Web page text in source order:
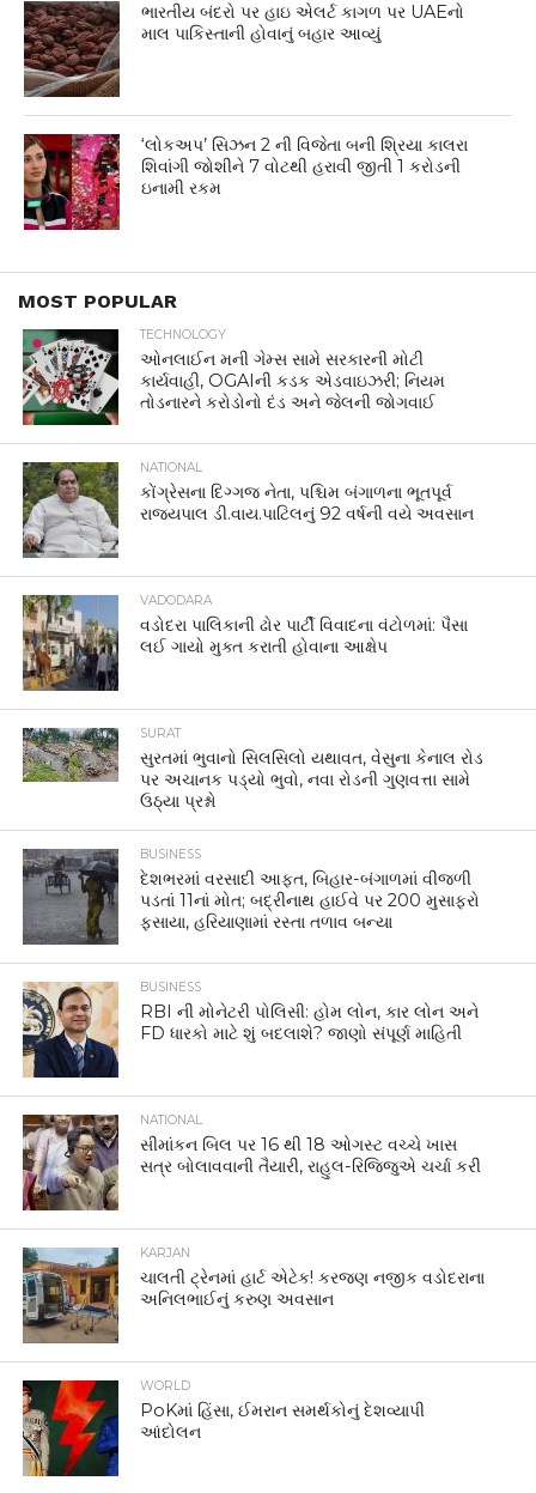
ભારતીય બંદરો પર હાઇ એલર્ટ કાગળ પર UAEનો
માલ પાકિસ્તાની હોવાનું બહાર આવ્યું
‘લોકઅપ’ સિઝન 2 ની વિજેતા બની શ્રિયા કાલરા
શિવાંગી જોશીને 7 વોટથી હરાવી જીતી 1 કરોડની
ઇનામી રકમ
MOST POPULAR
TECHNOLOGY
ઓનલાઈન મની ગેમ્સ સામે સરકારની મોટી
કાર્યવાહી, OGAIની કડક એડવાઇઝરી; નિયમ
તોડનારને કરોડોનો દંડ અને જેલની જોગવાઈ
NATIONAL
કોંગ્રેસના દિગ્ગજ નેતા, પશ્ચિમ બંગાળના ભૂતપૂર્વ
રાજ્યપાલ ડી.વાય.પાટિલનું 92 વર્ષની વયે અવસાન
VADODARA
વડોદરા પાલિકાની ઢોર પાર્ટી વિવાદના વંટોળમાં: પૈસા
લઈ ગાયો મુક્ત કરાતી હોવાના આક્ષેપ
SURAT
સુરતમાં ભુવાનો સિલસિલો યથાવત, વેસુના કેનાલ રોડ
પર અચાનક પડ્યો ભુવો, નવા રોડની ગુણવત્તા સામે
ઉઠ્યા પ્રશ્નો
BUSINESS
દેશભરમાં વરસાદી આફત, બિહાર-બંગાળમાં વીજળી
પડતાં 11નાં મોત; બદ્રીનાથ હાઈવે પર 200 મુસાફરો
ફસાયા, હરિયાણામાં રસ્તા તળાવ બન્યા
BUSINESS
RBI ની મોનેટરી પોલિસી: હોમ લોન, કાર લોન અને
FD ધારકો માટે શું બદલાશે? જાણો સંપૂર્ણ માહિતી
NATIONAL
સીમાંકન બિલ પર 16 થી 18 ઓગસ્ટ વચ્ચે ખાસ
સત્ર બોલાવવાની તૈયારી, રાહુલ-રિજિજુએ ચર્ચા કરી
KARJAN
ચાલતી ટ્રેનમાં હાર્ટ એટેક! કરજણ નજીક વડોદરાના
અનિલભાઈનું કરુણ અવસાન
WORLD
PoKમાં હિંસા, ઈમરાન સમર્થકોનું દેશવ્યાપી
આંદોલન